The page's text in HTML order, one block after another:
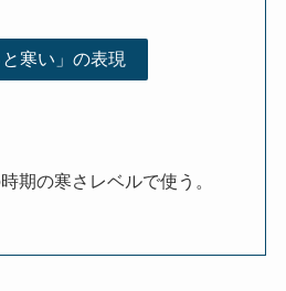
寒い」の表現
期の寒さレベルで使う。